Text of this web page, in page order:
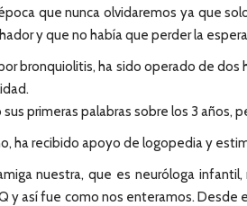
que nunca olvidaremos ya que
y que no había que perder la
bronquiolitis, ha sido operado de
primeras palabras sobre los 3
ha recibido apoyo de logopedia y
nuestra, que es neuróloga
y así fue como nos enteramos.